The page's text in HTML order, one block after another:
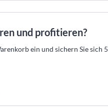
und profitieren?
ein und sichern Sie sich